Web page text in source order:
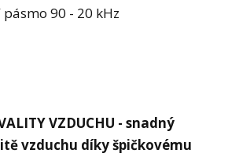
90 - 20 kHz
VZDUCHU - snadný
vzduchu díky špičkovému